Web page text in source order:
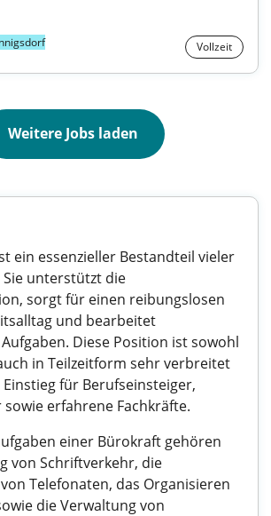
Vollzeit
Weitere Jobs laden
ein essenzieller Bestandteil vieler
unterstützt die
sorgt für einen reibungslosen
und bearbeitet
Diese Position ist sowohl
in Teilzeitform sehr verbreitet
für Berufseinsteiger,
erfahrene Fachkräfte.
einer Bürokraft gehören
von Schriftverkehr, die
Telefonaten, das Organisieren
die Verwaltung von